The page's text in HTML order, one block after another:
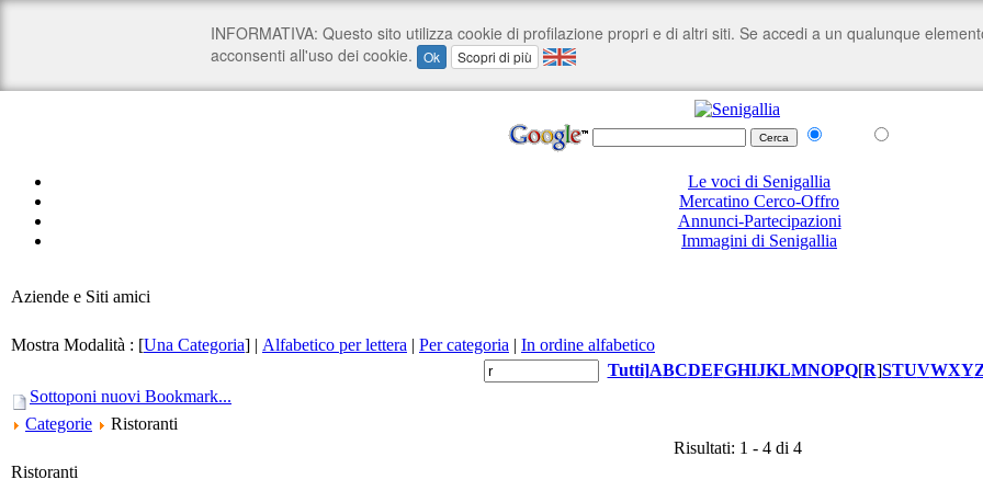
Le voci di Senigallia
Mercatino Cerco-Offro
Annunci-Partecipazioni
Immagini di Senigallia
Aziende e Siti amici
Mostra Modalità : [Una Categoria] | Alfabetico per lettera | Per categoria | In ordine alfabetico
Tutti]ABCDEFGHIJKLMNOPQ[R]STUVWXY
Sottoponi nuovi Bookmark...
Categorie
Ristoranti
Risultati: 1 - 4 di 4
Ristoranti